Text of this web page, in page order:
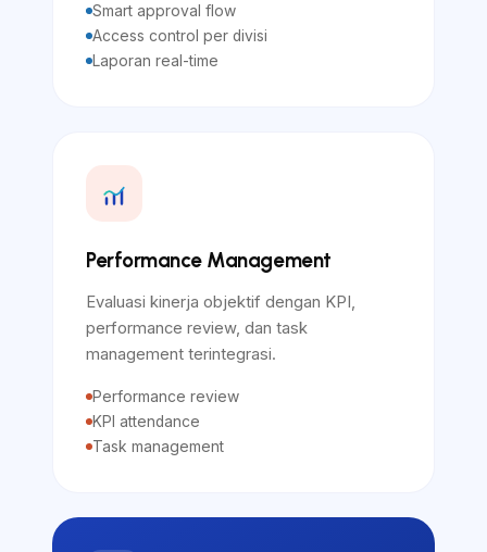
Smart approval flow
Access control per divisi
Laporan real-time
Performance Management
Evaluasi kinerja objektif dengan KPI,
performance review, dan task
management terintegrasi.
Performance review
KPI attendance
Task management